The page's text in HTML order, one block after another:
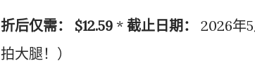
折后仅需： $12.59 * 截止日期：
2026年
拍大腿！）